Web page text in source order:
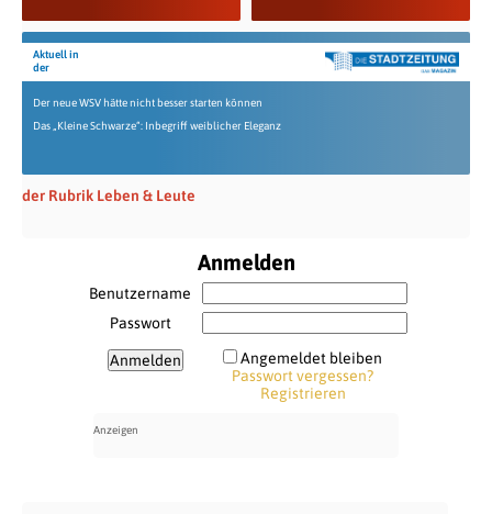
Aktuell in
der
Der neue WSV hätte nicht besser starten können
Das „Kleine Schwarze“: Inbegriff weiblicher Eleganz
der Rubrik Leben & Leute
Anmelden
Benutzername
Passwort
Angemeldet bleiben
Passwort vergessen?
Registrieren